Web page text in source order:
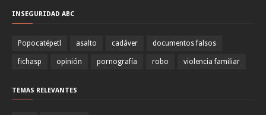
INSEGURIDAD ABC
Popocatépetl asalto cadáver documentos falsos
fichasp opinión pornografía robo violencia familiar
TEMAS RELEVANTES